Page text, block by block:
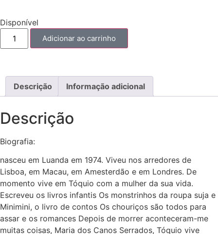
Disponível
Adicionar ao carrinho
Descrição Informação adicional
Descrição
Biografia:
nasceu em Luanda em 1974. Viveu nos arredores de
Lisboa, em Macau, em Amesterdão e em Londres. De
momento vive em Tóquio com a mulher da sua vida.
Escreveu os livros infantis Os monstrinhos da roupa suja e
Minimini, o livro de contos Os chouriços são todos para
assar e os romances Depois de morrer aconteceram-me
muitas coisas, Maria dos Canos Serrados, Tóquio vive